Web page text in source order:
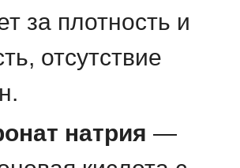
за плотность и
отсутствие
натрия —